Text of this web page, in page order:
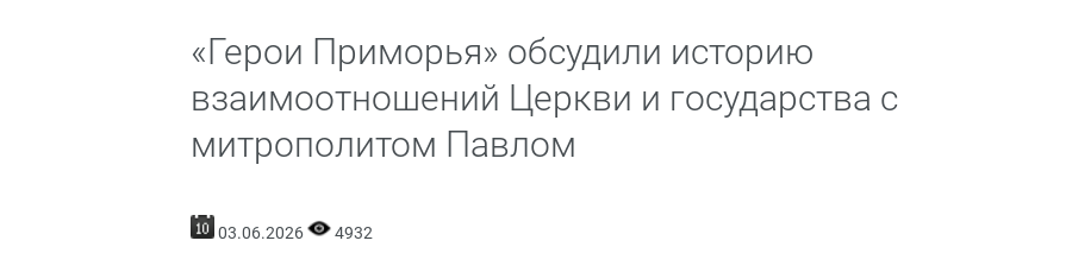
«Герои Приморья» обсудили историю
взаимоотношений Церкви и государства с
митрополитом Павлом
03.06.2026 4932